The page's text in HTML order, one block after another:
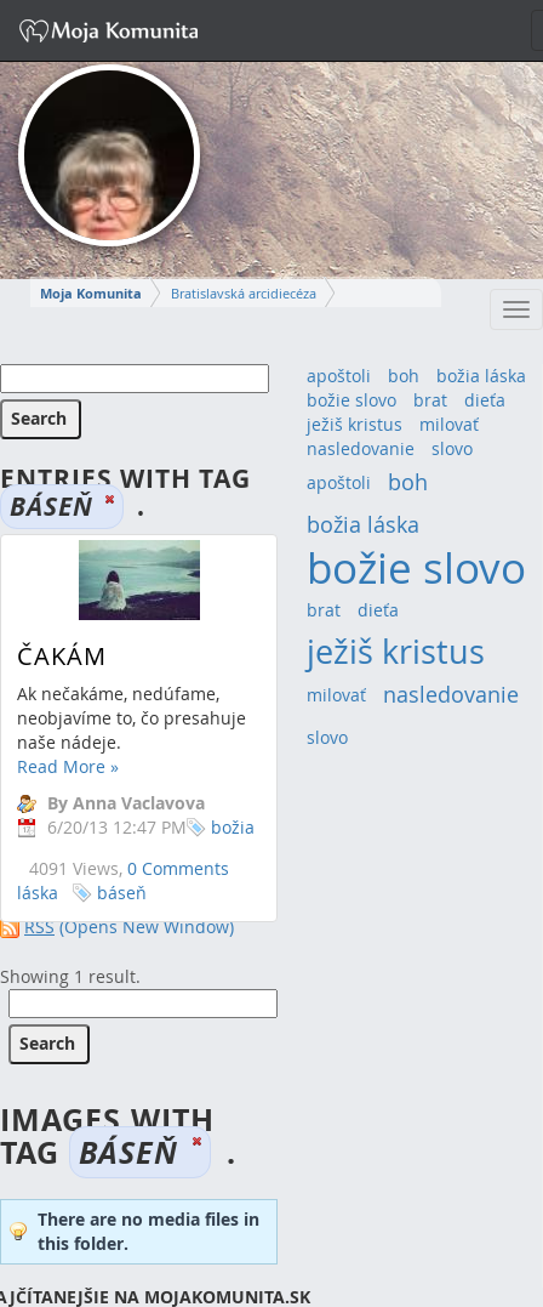
Moja Komunita
Bratislavská arcidiecéza
ANNA
ENTRIES WITH TAG
BÁSEŇ .
ČAKÁM
Ak nečakáme, nedúfame,
neobjavíme to, čo presahuje
naše nádeje.
Read More »
By Anna Vaclavova
6/20/13 12:47 PM
4091 Views, 0 Comments
božia
láska
báseň
RSS (Opens New Window)
Showing 1 result.
IMAGES WITH
TAG BÁSEŇ .
There are no media files in
this folder.
apoštoli boh
božia láska
božie slovo
brat
dieťa
ježiš kristus
milovať
nasledovanie
slovo
apoštoli
boh
božia láska
božie slovo
brat (3)dieťa
ježiš kristus
milovať (4)nasledovanie
slovo
NA MOJAKOMUNITA.SK